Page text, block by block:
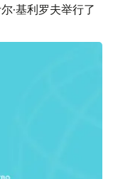
·基利罗夫举行了